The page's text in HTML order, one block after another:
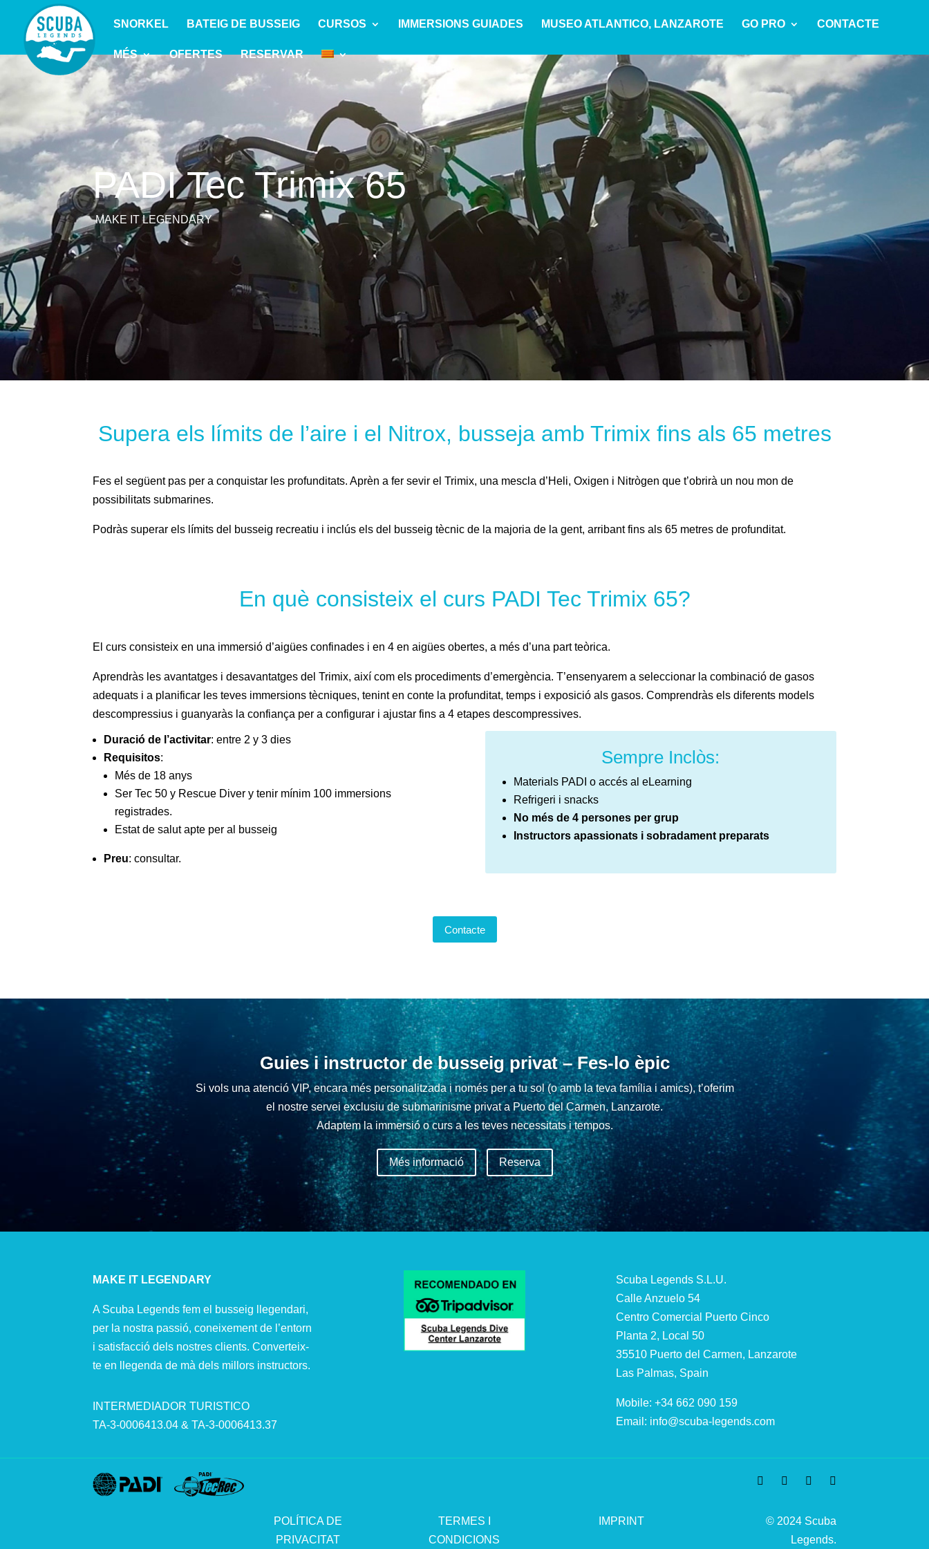
SNORKEL BATEIG DE BUSSEIG CURSOS IMMERSIONS GUIADES MUSEO ATLANTICO, LANZAROTE GO PRO CONTACTE
MÉS OFERTES RESERVAR
PADI Tec Trimix 65
MAKE IT LEGENDARY
Supera els límits de l’aire i el Nitrox, busseja amb Trimix fins als 65 metres
Fes el següent pas per a conquistar les profunditats. Aprèn a fer sevir el Trimix, una mescla d’Heli, Oxigen i Nitrògen que t’obrirà un nou mon de
possibilitats submarines.
Podràs superar els límits del busseig recreatiu i inclús els del busseig tècnic de la majoria de la gent, arribant fins als 65 metres de profunditat.
En què consisteix el curs PADI Tec Trimix 65?
El curs consisteix en una immersió d’aigües confinades i en 4 en aigües obertes, a més d’una part teòrica.
Aprendràs les avantatges i desavantatges del Trimix, així com els procediments d’emergència. T’ensenyarem a seleccionar la combinació de gasos
adequats i a planificar les teves immersions tècniques, tenint en conte la profunditat, temps i exposició als gasos. Comprendràs els diferents models
descompressius i guanyaràs la confiança per a configurar i ajustar fins a 4 etapes descompressives.
Duració de l’activitar: entre 2 y 3 dies
Requisitos:
Més de 18 anys
Ser Tec 50 y Rescue Diver y tenir mínim 100 immersions
registrades.
Estat de salut apte per al busseig
Preu: consultar.
Sempre Inclòs:
Materials PADI o accés al eLearning
Refrigeri i snacks
No més de 4 persones per grup
Instructors apassionats i sobradament preparats
Contacte
Guies i instructor de busseig privat – Fes-lo èpic
Si vols una atenció VIP, encara més personalitzada i només per a tu sol (o amb la teva família i amics), t’oferim
el nostre servei exclusiu de submarinisme privat a Puerto del Carmen, Lanzarote.
Adaptem la immersió o curs a les teves necessitats i tempos.
Més informació Reserva
MAKE IT LEGENDARY
A Scuba Legends fem el busseig llegendari,
per la nostra passió, coneixement de l’entorn
i satisfacció dels nostres clients. Converteix-
te en llegenda de mà dels millors instructors.
INTERMEDIADOR TURISTICO
TA-3-0006413.04 & TA-3-0006413.37
Scuba Legends S.L.U.
Calle Anzuelo 54
Centro Comercial Puerto Cinco
Planta 2, Local 50
35510 Puerto del Carmen, Lanzarote
Las Palmas, Spain
Mobile: +34 662 090 159
Email: info@scuba-legends.com
POLÍTICA DE
PRIVACITAT
TERMES I
CONDICIONS
IMPRINT
© 2024 Scuba
Legends.